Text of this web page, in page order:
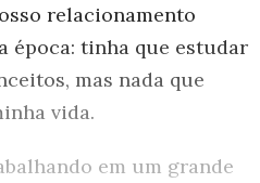
relacionamento
época: tinha que estudar
mas nada que
vida.
em um grande